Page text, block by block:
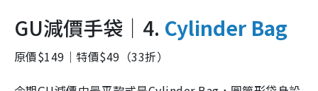
GU減價手袋｜4. Cylinder Bag
原價$149｜特價$49（33折）